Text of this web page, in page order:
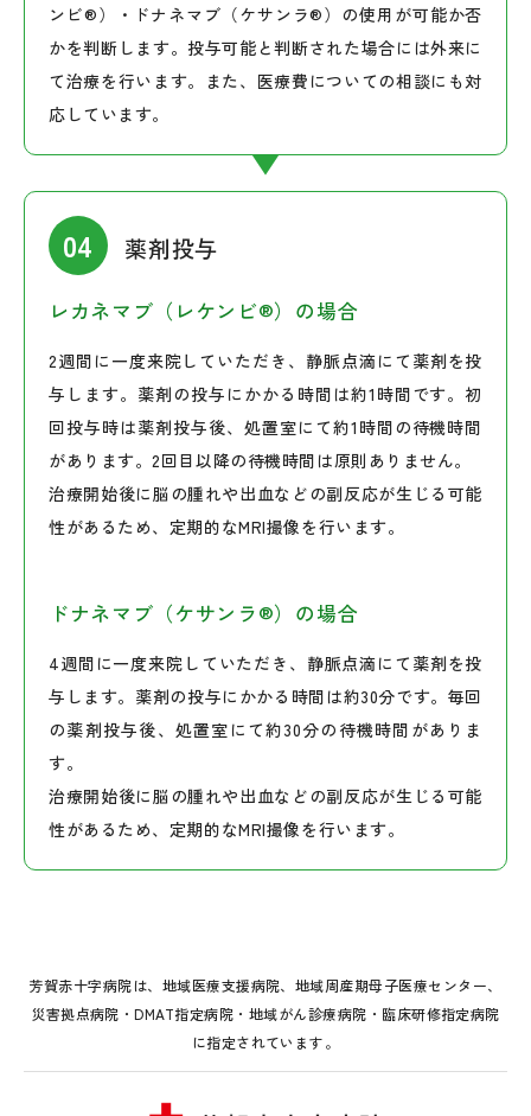
ンビ®）・ドナネマブ（ケサンラ®）の使用が可能か否
かを判断します。投与可能と判断された場合には外来に
て治療を行います。また、医療費についての相談にも対
応しています。
薬剤投与
レカネマブ（レケンビ®）の場合
2週間に一度来院していただき、静脈点滴にて薬剤を投
与します。薬剤の投与にかかる時間は約1時間です。初
回投与時は薬剤投与後、処置室にて約1時間の待機時間
があります。2回目以降の待機時間は原則ありません。
治療開始後に脳の腫れや出血などの副反応が生じる可能
性があるため、定期的なMRI撮像を行います。
ドナネマブ（ケサンラ®）の場合
4週間に一度来院していただき、静脈点滴にて薬剤を投
与します。薬剤の投与にかかる時間は約30分です。毎回
の薬剤投与後、処置室にて約30分の待機時間がありま
す。
治療開始後に脳の腫れや出血などの副反応が生じる可能
性があるため、定期的なMRI撮像を行います。
芳賀赤十字病院は、地域医療支援病院、地域周産期母子医療センター、
災害拠点病院・DMAT指定病院・地域がん診療病院・臨床研修指定病院
に指定されています。